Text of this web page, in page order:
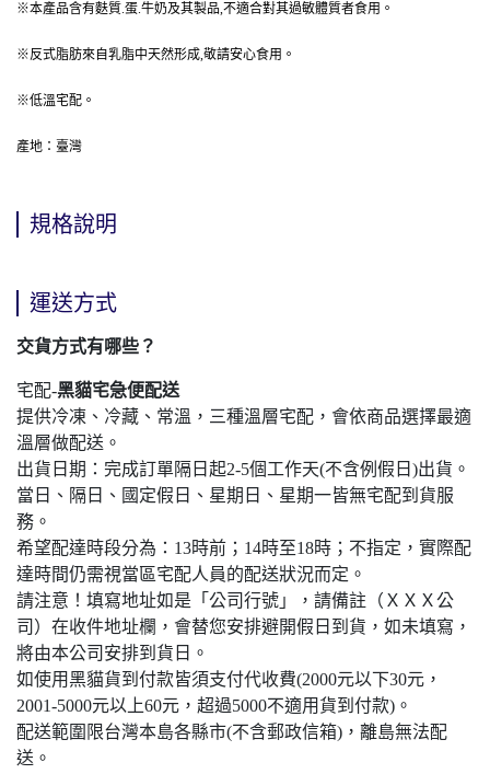
※本產品含有麩質.蛋.牛奶及其製品,不適合對其過敏體質者食用。
※反式脂肪來自乳脂中天然形成,敬請安心食用。
※低溫宅配。
產地：臺灣
規格說明
運送方式
交貨方式有哪些？
宅配-黑貓宅急便配送
提供冷凍、冷藏、常溫，三種溫層宅配，會依商品選擇最適
溫層做配送。
出貨日期：完成訂單隔日起2-5個工作天(不含例假日)出貨。
當日、隔日、國定假日、星期日、星期一皆無宅配到貨服
務。
希望配達時段分為：13時前；14時至18時；不指定，實際配
達時間仍需視當區宅配人員的配送狀況而定。
請注意！填寫地址如是「公司行號」，請備註（ＸＸＸ公
司）在收件地址欄，會替您安排避開假日到貨，如未填寫，
將由本公司安排到貨日。
如使用黑貓貨到付款皆須支付代收費(2000元以下30元，
2001-5000元以上60元，超過5000不適用貨到付款)。
配送範圍限台灣本島各縣市(不含郵政信箱)，離島無法配
送。